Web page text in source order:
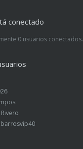
conectado
0 usuarios conectados.